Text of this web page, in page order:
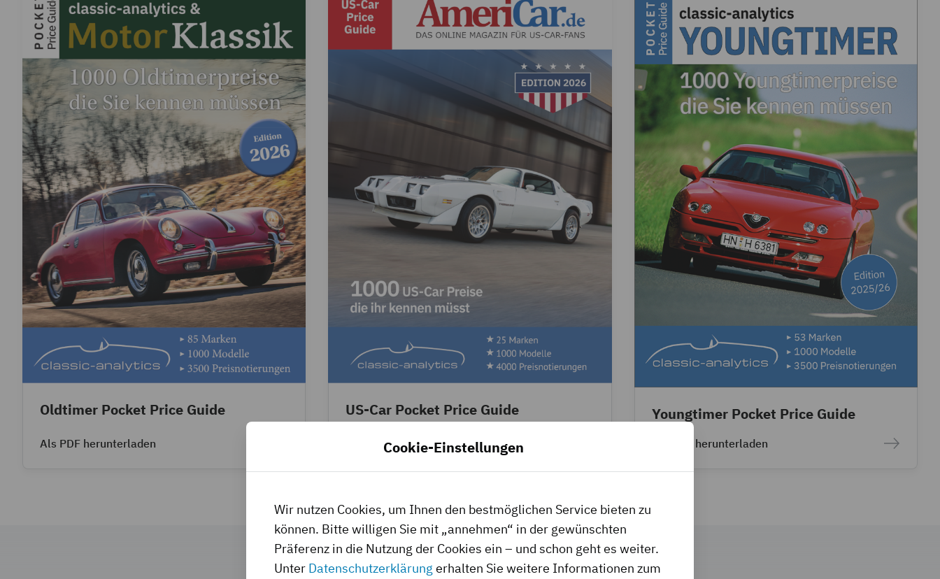
Oldtimer Pocket Price Guide
Als PDF herunterladen
US-Car Pocket Price Guide
Als PDF herunterladen
Youngtimer Pocket Price Guide
Als PDF herunterladen
Cookie-Einstellungen
Wir nutzen Cookies, um Ihnen den bestmöglichen Service bieten zu
können. Bitte willigen Sie mit „annehmen“ in der gewünschten
Präferenz in die Nutzung der Cookies ein – und schon geht es weiter.
Unter Datenschutzerklärung erhalten Sie weitere Informationen zum